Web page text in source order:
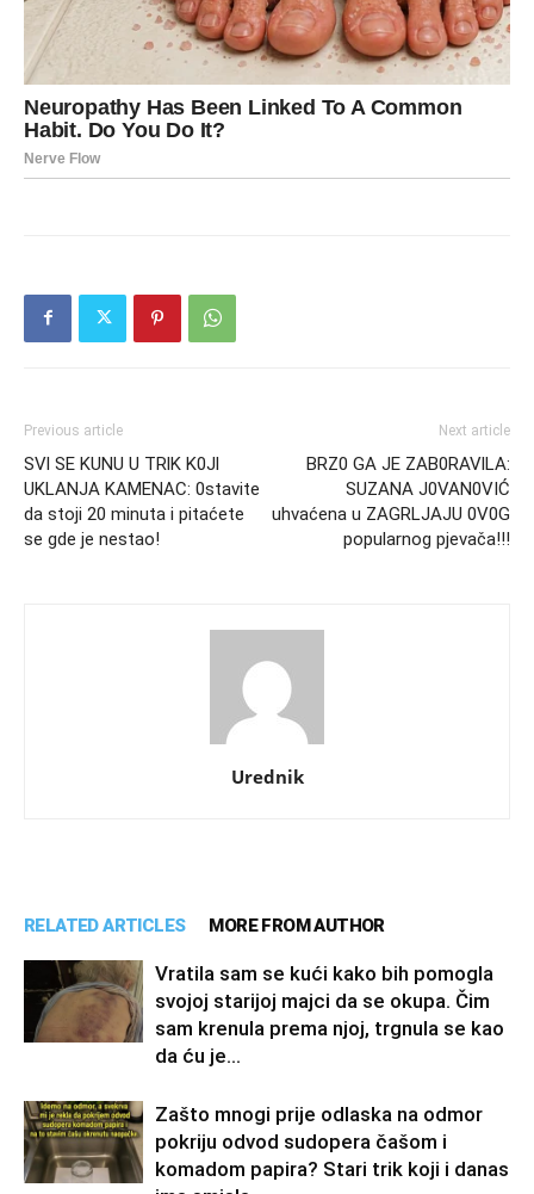
Previous article
SVl SE KUNU U TRlK K0Jl
UKLANJA KAMENAC: 0stavite
da stoji 20 minuta i pitaćete
se gde je nestao!
Next article
BRZ0 GA JE ZAB0RAVlLA:
SUZANA J0VAN0VIĆ
uhvaćena u ZAGRLJAJU 0V0G
popularnog pjevača!!!
Urednik
RELATED ARTICLES MORE FROM AUTHOR
Vratila sam se kući kako bih pomogla
svojoj starijoj majci da se okupa. Čim
sam krenula prema njoj, trgnula se kao
da ću je...
Zašto mnogi prije odlaska na odmor
pokriju odvod sudopera čašom i
komadom papira? Stari trik koji i danas